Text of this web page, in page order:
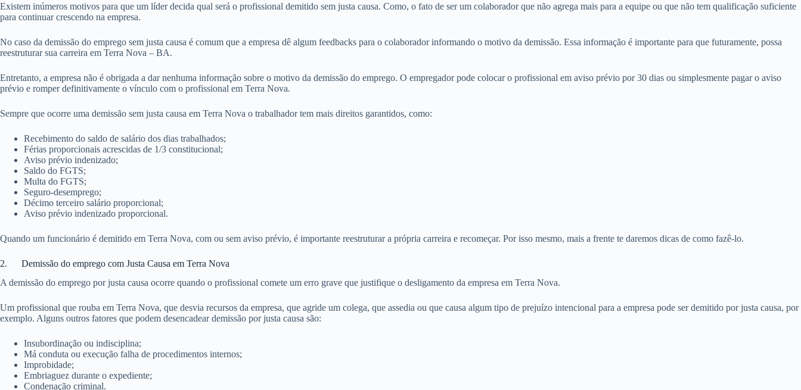
Existem inúmeros motivos para que um líder decida qual será o profissional demitido sem justa causa. Como, o fato de ser um colaborador que não agrega mais para a equipe ou que não tem qualificação suficiente
para continuar crescendo na empresa.
No caso da demissão do emprego sem justa causa é comum que a empresa dê algum feedbacks para o colaborador informando o motivo da demissão. Essa informação é importante para que futuramente, possa
reestruturar sua carreira em Terra Nova – BA.
Entretanto, a empresa não é obrigada a dar nenhuma informação sobre o motivo da demissão do emprego. O empregador pode colocar o profissional em aviso prévio por 30 dias ou simplesmente pagar o aviso
prévio e romper definitivamente o vínculo com o profissional em Terra Nova.
Sempre que ocorre uma demissão sem justa causa em Terra Nova o trabalhador tem mais direitos garantidos, como:
Recebimento do saldo de salário dos dias trabalhados;
Férias proporcionais acrescidas de 1/3 constitucional;
Aviso prévio indenizado;
Saldo do FGTS;
Multa do FGTS;
Seguro-desemprego;
Décimo terceiro salário proporcional;
Aviso prévio indenizado proporcional.
Quando um funcionário é demitido em Terra Nova, com ou sem aviso prévio, é importante reestruturar a própria carreira e recomeçar. Por isso mesmo, mais a frente te daremos dicas de como fazê-lo.
2. Demissão do emprego com Justa Causa em Terra Nova
A demissão do emprego por justa causa ocorre quando o profissional comete um erro grave que justifique o desligamento da empresa em Terra Nova.
Um profissional que rouba em Terra Nova, que desvia recursos da empresa, que agride um colega, que assedia ou que causa algum tipo de prejuízo intencional para a empresa pode ser demitido por justa causa, por
exemplo. Alguns outros fatores que podem desencadear demissão por justa causa são:
Insubordinação ou indisciplina;
Má conduta ou execução falha de procedimentos internos;
Improbidade;
Embriaguez durante o expediente;
Condenação criminal.